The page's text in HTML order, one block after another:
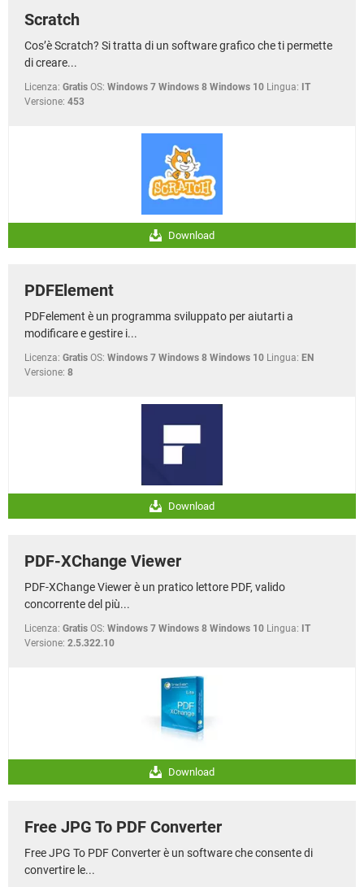
Scratch
Cos’è Scratch? Si tratta di un software grafico che ti permette
di creare...
Licenza: Gratis OS: Windows 7 Windows 8 Windows 10 Lingua: IT
Versione: 453
Download
PDFElement
PDFelement è un programma sviluppato per aiutarti a
modificare e gestire i...
Licenza: Gratis OS: Windows 7 Windows 8 Windows 10 Lingua: EN
Versione: 8
Download
PDF-XChange Viewer
PDF-XChange Viewer è un pratico lettore PDF, valido
concorrente del più...
Licenza: Gratis OS: Windows 7 Windows 8 Windows 10 Lingua: IT
Versione: 2.5.322.10
Download
Free JPG To PDF Converter
Free JPG To PDF Converter è un software che consente di
convertire le...